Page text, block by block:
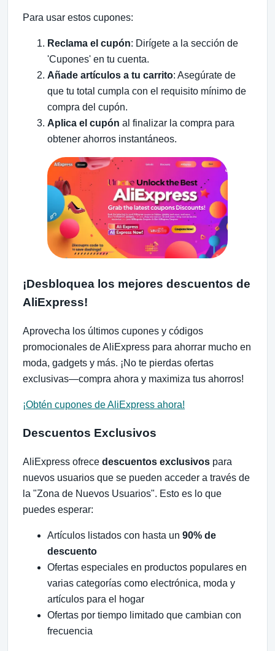
Para usar estos cupones:
Reclama el cupón: Dirígete a la sección de
'Cupones' en tu cuenta.
Añade artículos a tu carrito: Asegúrate de
que tu total cumpla con el requisito mínimo de
compra del cupón.
Aplica el cupón al finalizar la compra para
obtener ahorros instantáneos.
¡Desbloquea los mejores descuentos de
AliExpress!
Aprovecha los últimos cupones y códigos
promocionales de AliExpress para ahorrar mucho en
moda, gadgets y más. ¡No te pierdas ofertas
exclusivas—compra ahora y maximiza tus ahorros!
¡Obtén cupones de AliExpress ahora!
Descuentos Exclusivos
AliExpress ofrece descuentos exclusivos para
nuevos usuarios que se pueden acceder a través de
la "Zona de Nuevos Usuarios". Esto es lo que
puedes esperar:
Artículos listados con hasta un 90% de
descuento
Ofertas especiales en productos populares en
varias categorías como electrónica, moda y
artículos para el hogar
Ofertas por tiempo limitado que cambian con
frecuencia